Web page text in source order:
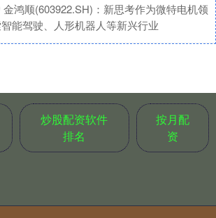
鸿顺(603922.SH)：新思考作为微特电机领
能驾驶、人形机器人等新兴行业
炒股配资软件
排名
按月配
资